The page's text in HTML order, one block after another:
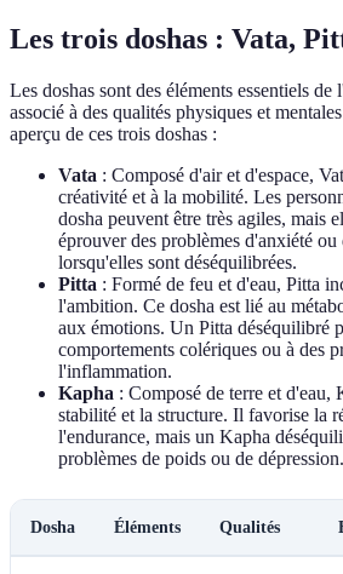
Les trois doshas : Vata,
Les doshas sont des éléments essentiels
associé à des qualités physiques et
aperçu de ces trois doshas :
Vata : Composé d'air et d'espace,
créativité et à la mobilité. Les
dosha peuvent être très agiles, mais
éprouver des problèmes d'anxiété
lorsqu'elles sont déséquilibrées.
Pitta : Formé de feu et d'eau, Pitta
l'ambition. Ce dosha est lié au
aux émotions. Un Pitta déséquilibré
comportements colériques ou à des
l'inflammation.
Kapha : Composé de terre et d'eau,
stabilité et la structure. Il favorise la
l'endurance, mais un Kapha
problèmes de poids ou de dépression.
Dosha Éléments Qualités